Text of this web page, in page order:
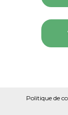
Politique de